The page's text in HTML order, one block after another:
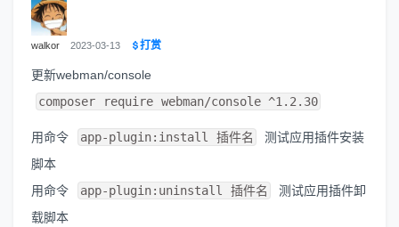
walkor 2023-03-13 打赏
更新webman/console
composer require webman/console ^1.2.30
用命令 app-plugin:install 插件名
测试应用插件安装
脚本
用命令
app-plugin:uninstall 插件名
测试应用插件卸
载脚本